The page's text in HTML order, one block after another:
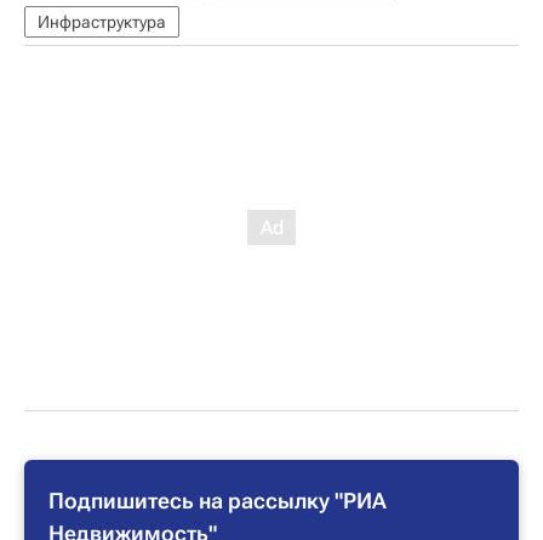
Инфраструктура
Подпишитесь на рассылку "РИА
Недвижимость"